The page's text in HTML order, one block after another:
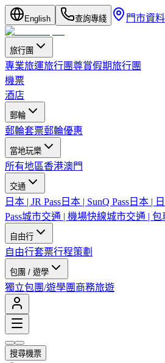
English 查詢專綫 門市資料
旅行團
專業旅運旅行團尊賞假期旅行團
機票
酒店
郵輪
郵輪套票郵輪優惠
當地玩樂
所有地區香港澳門
交通
日本 | JR Pass 日本 | SunQ Pass 日本 |
Pass城市交通 | 機場快線城市交通 | 包
自由行
自由行套票行程策劃
包團 / 遊學
獨立包團/遊學團 商務旅遊
搜尋機票